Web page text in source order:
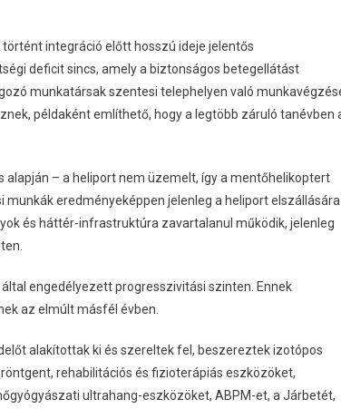
integráció előtt hosszú ideje jelentős
deficit sincs, amely a biztonságos betegellátást
munkatársak szentesi telephelyen való
példaként említhető, hogy a legtöbb záruló tanévben
– a heliport nem üzemelt, így a mentőhelikoptert
eredményeképpen jelenleg a heliport elszállására
és háttér-infrastruktúra zavartalanul működik, jelenleg
engedélyezett progresszivitási szinten. Ennek
az elmúlt másfél évben.
alakítottak ki és szereltek fel, beszereztek izotópos
rehabilitációs és fizioterápiás eszközöket,
​​ultrahang-eszközöket, ABPM-et, a Járbetét,